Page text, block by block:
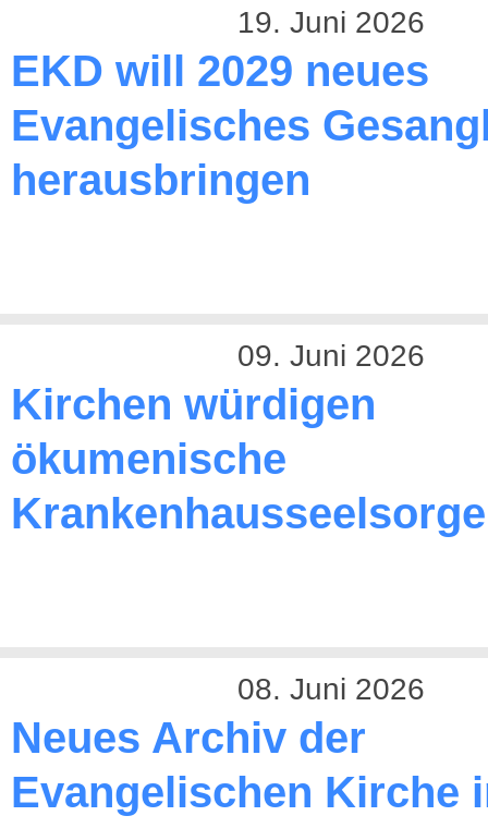
19. Juni 2026
EKD will 2029 neues
Evangelisches
herausbringen
09. Juni 2026
Kirchen würdigen
ökumenische
Krankenhausseelsorge
08. Juni 2026
Neues Archiv der
Evangelischen Kirche